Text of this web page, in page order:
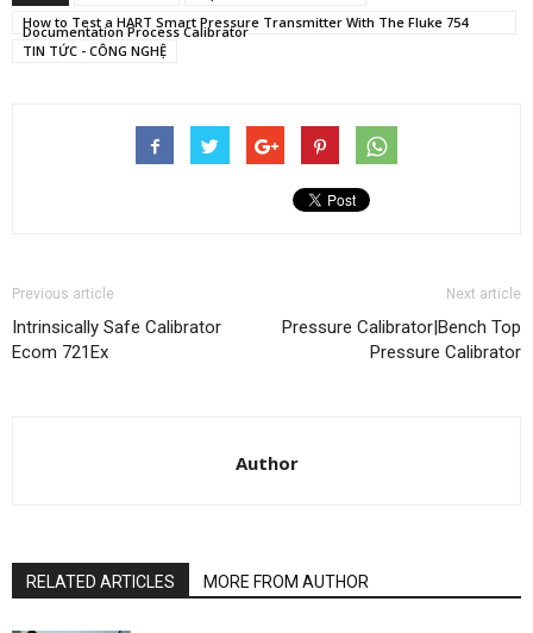
How to Test a HART Smart Pressure Transmitter With The Fluke 754
Documentation Process Calibrator
TIN TỨC - CÔNG NGHỆ
Previous article
Intrinsically Safe Calibrator
Ecom 721Ex
Next article
Pressure Calibrator|Bench Top
Pressure Calibrator
Author
RELATED ARTICLES MORE FROM AUTHOR